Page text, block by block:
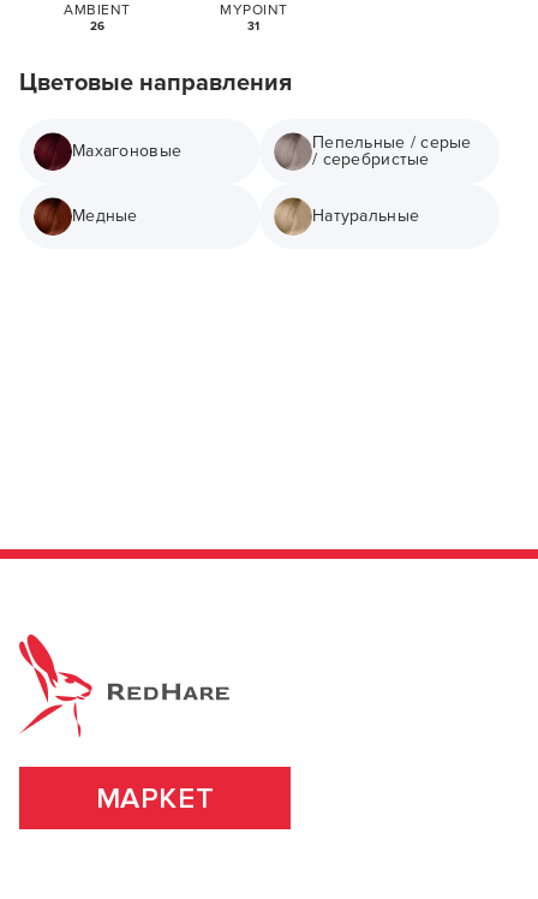
AMBIENT
26
MYPOINT
31
Цветовые направления
Махагоновые
Пепельные / серые
/ серебристые
Медные Натуральные
МАРКЕТ
намного быстрее!